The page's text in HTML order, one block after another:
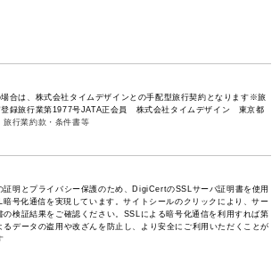
合は、株式会社タイムデザインとの手配型旅行契約となります※旅
録旅行業第1977号JATA正会員 株式会社タイムデザイン 東京都
旅行業約款・条件書等
証明とプライバシー保護のため、DigiCertのSSLサーバ証明書を使用
暗号化通信を実現しています。サイトシールのクリックにより、サー
の検証結果をご確認ください。SSLによる暗号化通信を利用すれば第
るデータの盗用や改ざんを防止し、より安全にご利用いただくことが